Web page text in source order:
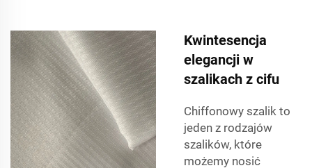
Kwintesencja
elegancji w
szalikach z cifu
Chiffonowy szalik to
jeden z rodzajów
szalików, które
możemy nosić